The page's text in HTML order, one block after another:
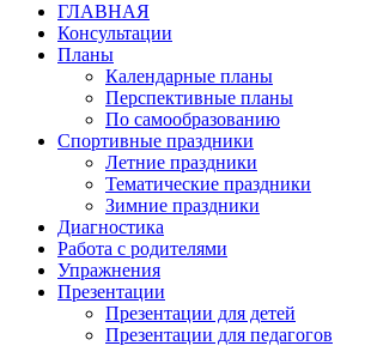
ГЛАВНАЯ
Консультации
Планы
Календарные планы
Перспективные планы
По самообразованию
Спортивные праздники
Летние праздники
Тематические праздники
Зимние праздники
Диагностика
Работа с родителями
Упражнения
Презентации
Презентации для детей
Презентации для педагогов